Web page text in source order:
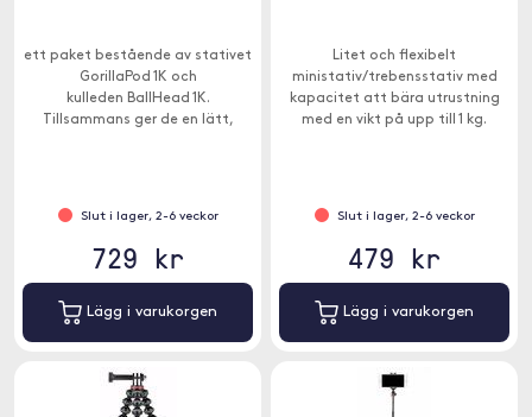
ett paket bestående av stativet
GorillaPod 1K och
kulleden BallHead 1K.
Tillsammans ger de en lätt,
stöd för en lättare utrustning.
Slut i lager, 2-6 veckor
729 kr
Lägg i varukorgen
Litet och flexibelt
ministativ/trebensstativ med
kapacitet att bära utrustning
med en vikt på upp till 1 kg.
Slut i lager, 2-6 veckor
479 kr
Lägg i varukorgen